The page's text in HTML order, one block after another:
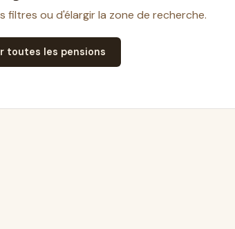
filtres ou d'élargir la zone de recherche.
toutes les pensions